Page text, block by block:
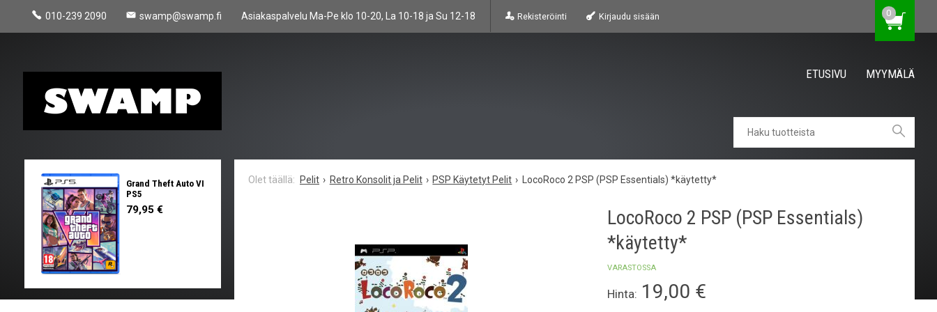
010-239 2090 swamp@swamp.fi Asiakaspalvelu Ma-Pe klo 10-20, La 10-18 ja Su 12-18 Rekisteröinti Kirjaudu sisään 0
ETUSIVU MYYMÄLÄ
Pelit Retro Konsolit ja Pelit PSP Käytetyt Pelit LocoRoco 2 PSP (PSP Essentials) *käytetty*
LocoRoco 2 PSP (PSP Essentials)
*käytetty*
VARASTOSSA
Hinta: 19,00 €
Grand Theft Auto VI
PS5
79,95 €